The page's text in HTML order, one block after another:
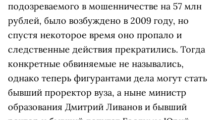
подозреваемого в мошенничестве на 57 млн
рублей, было возбуждено в 2009 году, но
спустя некоторое время оно пропало и
следственные действия прекратились. Тогда
конкретные обвиняемые не назывались,
однако теперь фигурантами дела могут стать
бывший проректор вуза, а ныне министр
образования Дмитрий Ливанов и бывший